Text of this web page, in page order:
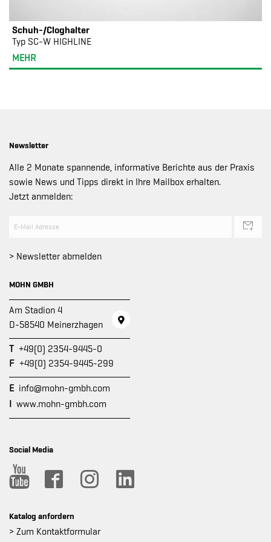
Schuh-/Cloghalter
Typ SC-W HIGHLINE
MEHR
Newsletter
Alle 2 Monate spannende, informative Berichte aus der Praxis
sowie News und Tipps direkt in Ihre Mailbox erhalten.
Jetzt anmelden:
> Newsletter abmelden
MOHN GMBH
Am Stadion 4
D-58540 Meinerzhagen
T +49(0) 2354-9445-0
F +49(0) 2354-9445-299
E info@mohn-gmbh.com
I www.mohn-gmbh.com
Social Media
Katalog anfordern
> Zum Kontaktformular